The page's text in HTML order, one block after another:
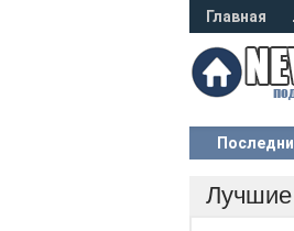
Главная